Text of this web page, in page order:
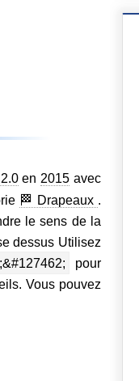
en 2015 avec
🏁 Drapeaux .
le sens de la
dessus Utilisez
pour
Vous pouvez